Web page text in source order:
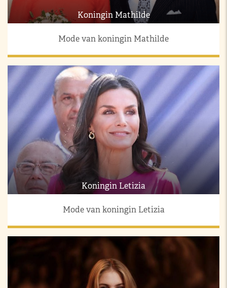
Koningin Mathilde
Mode van koningin Mathilde
Koningin Letizia
Mode van koningin Letizia